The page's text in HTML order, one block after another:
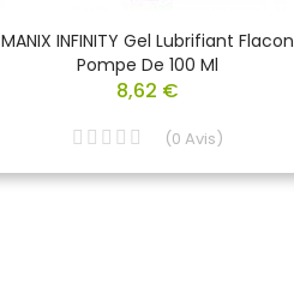
MANIX INFINITY Gel Lubrifiant Flacon
Pompe De 100 Ml
8,62 €
(0 Avis)